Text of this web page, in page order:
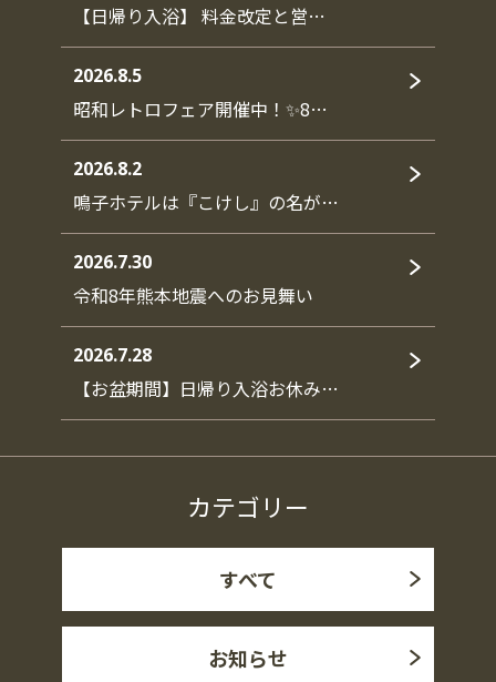
【日帰り入浴】 料金改定と営…
2026.8.5
昭和レトロフェア開催中！✨8…
2026.8.2
鳴子ホテルは『こけし』の名が…
2026.7.30
令和8年熊本地震へのお見舞い
2026.7.28
【お盆期間】日帰り入浴お休み…
カテゴリー
すべて
お知らせ